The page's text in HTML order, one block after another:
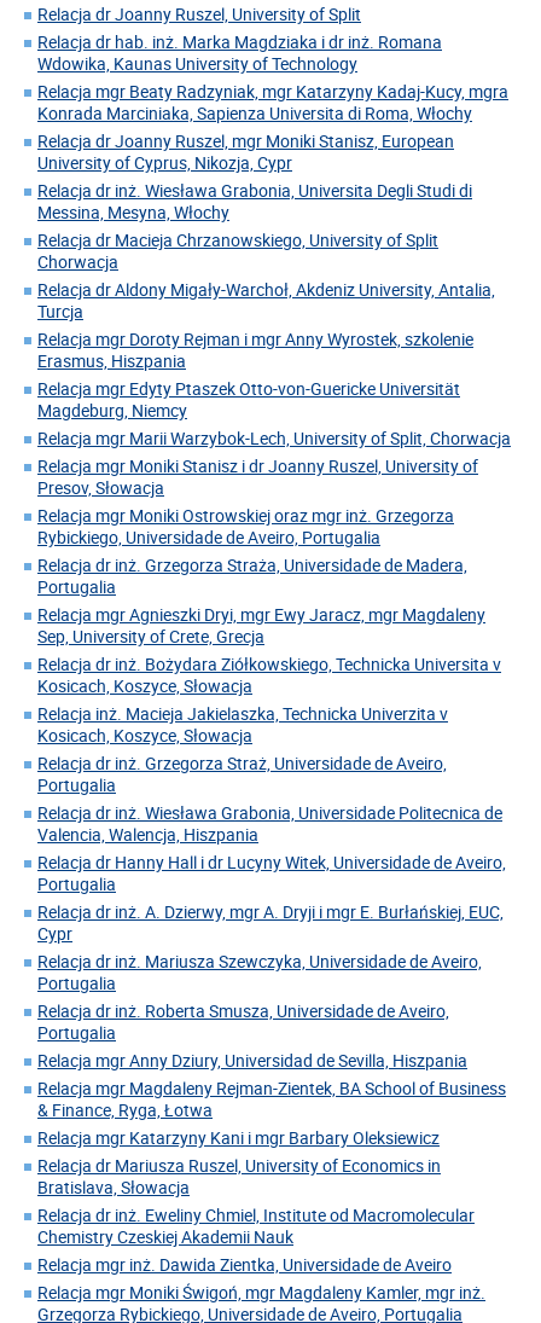
Relacja dr Joanny Ruszel, University of Split
Relacja dr hab. inż. Marka Magdziaka i dr inż. Romana
Wdowika, Kaunas University of Technology
Relacja mgr Beaty Radzyniak, mgr Katarzyny Kadaj-Kucy, mgra
Konrada Marciniaka, Sapienza Universita di Roma, Włochy
Relacja dr Joanny Ruszel, mgr Moniki Stanisz, European
University of Cyprus, Nikozja, Cypr
Relacja dr inż. Wiesława Grabonia, Universita Degli Studi di
Messina, Mesyna, Włochy
Relacja dr Macieja Chrzanowskiego, University of Split
Chorwacja
Relacja dr Aldony Migały-Warchoł, Akdeniz University, Antalia,
Turcja
Relacja mgr Doroty Rejman i mgr Anny Wyrostek, szkolenie
Erasmus, Hiszpania
Relacja mgr Edyty Ptaszek Otto-von-Guericke Universität
Magdeburg, Niemcy
Relacja mgr Marii Warzybok-Lech, University of Split, Chorwacja
Relacja mgr Moniki Stanisz i dr Joanny Ruszel, University of
Presov, Słowacja
Relacja mgr Moniki Ostrowskiej oraz mgr inż. Grzegorza
Rybickiego, Universidade de Aveiro, Portugalia
Relacja dr inż. Grzegorza Straża, Universidade de Madera,
Portugalia
Relacja mgr Agnieszki Dryi, mgr Ewy Jaracz, mgr Magdaleny
Sep, University of Crete, Grecja
Relacja dr inż. Bożydara Ziółkowskiego, Technicka Universita v
Kosicach, Koszyce, Słowacja
Relacja inż. Macieja Jakielaszka, Technicka Univerzita v
Kosicach, Koszyce, Słowacja
Relacja dr inż. Grzegorza Straż, Universidade de Aveiro,
Portugalia
Relacja dr inż. Wiesława Grabonia, Universidade Politecnica de
Valencia, Walencja, Hiszpania
Relacja dr Hanny Hall i dr Lucyny Witek, Universidade de Aveiro,
Portugalia
Relacja dr inż. A. Dzierwy, mgr A. Dryji i mgr E. Burłańskiej, EUC,
Cypr
Relacja dr inż. Mariusza Szewczyka, Universidade de Aveiro,
Portugalia
Relacja dr inż. Roberta Smusza, Universidade de Aveiro,
Portugalia
Relacja mgr Anny Dziury, Universidad de Sevilla, Hiszpania
Relacja mgr Magdaleny Rejman-Zientek, BA School of Business
& Finance, Ryga, Łotwa
Relacja mgr Katarzyny Kani i mgr Barbary Oleksiewicz
Relacja dr Mariusza Ruszel, University of Economics in
Bratislava, Słowacja
Relacja dr inż. Eweliny Chmiel, Institute od Macromolecular
Chemistry Czeskiej Akademii Nauk
Relacja mgr inż. Dawida Zientka, Universidade de Aveiro
Relacja mgr Moniki Świgoń, mgr Magdaleny Kamler, mgr inż.
Grzegorza Rybickiego, Universidade de Aveiro, Portugalia